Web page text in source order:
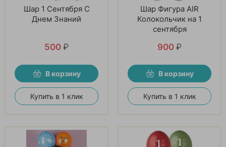
Шар 1 Сентября С
Днем Знаний
500 ₽
В корзину
Купить в 1 клик
Шар Фигура AIR
Колокольчик на 1
сентября
900 ₽
В корзину
Купить в 1 клик